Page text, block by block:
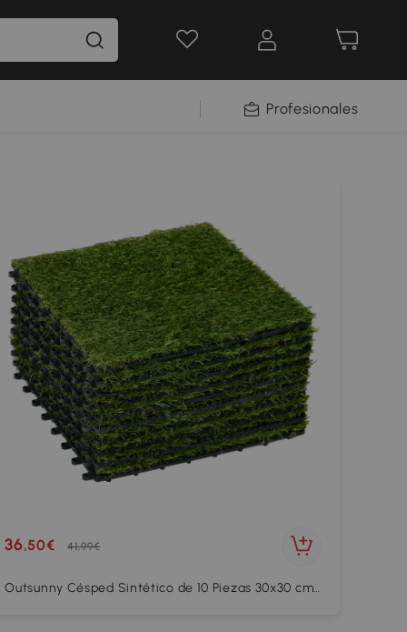
Profesionales
36,50€ 41,99€
Outsunny Césped Sintético de 10 Piezas 30x30 cm